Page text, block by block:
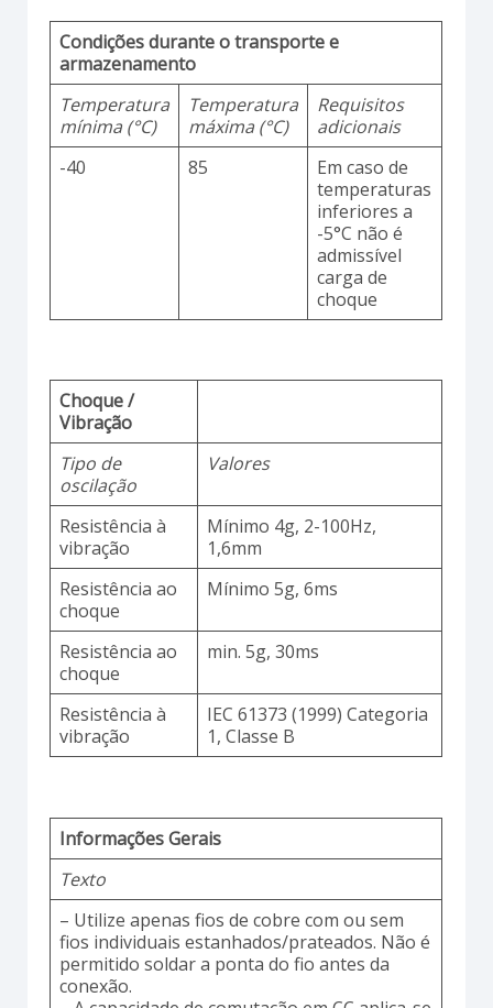
Condições durante o transporte e
armazenamento
Temperatura
mínima (°C)
Temperatura
máxima (°C)
Requisitos
adicionais
-40
85
Em caso de
temperaturas
inferiores a
-5°C não é
admissível
carga de
choque
Choque /
Vibração
Tipo de
oscilação
Valores
Resistência à
vibração
Mínimo 4g, 2-100Hz,
1,6mm
Resistência ao
choque
Mínimo 5g, 6ms
Resistência ao
choque
min. 5g, 30ms
Resistência à
vibração
IEC 61373 (1999) Categoria
1, Classe B
Informações Gerais
Texto
– Utilize apenas fios de cobre com ou sem
fios individuais estanhados/prateados. Não é
permitido soldar a ponta do fio antes da
conexão.